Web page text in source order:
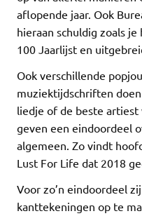
aflopende jaar. Ook
hieraan schuldig zoals
100 Jaarlijst en
Ook verschillende
muziektijdschriften
liedje of de beste artiest
geven een eindoordeel
algemeen. Zo vindt
Lust For Life dat 2018
Voor zo’n eindoordeel
kanttekeningen op te